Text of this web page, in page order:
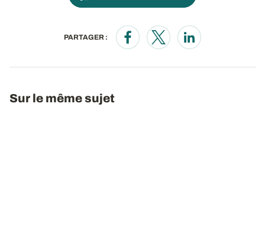
PARTAGER :
Opens in a new window
Opens in a new window
Opens in a new
Sur le même sujet